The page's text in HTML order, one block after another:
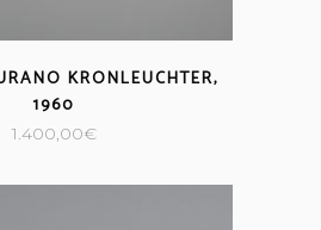
KRONLEUCHTER, 1
960
1.400,00€